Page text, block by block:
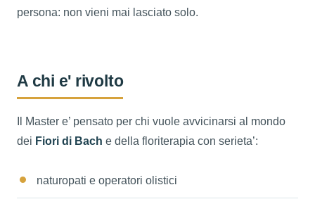
persona: non vieni mai lasciato solo.
A chi e' rivolto
Il Master e’ pensato per chi vuole avvicinarsi al mondo
dei Fiori di Bach e della floriterapia con serieta’:
naturopati e operatori olistici